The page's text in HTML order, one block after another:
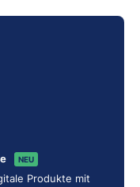
NEU
Produkte mit